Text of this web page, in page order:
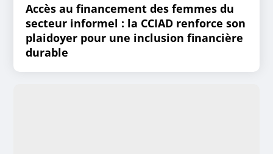
Accès au financement des femmes du
secteur informel : la CCIAD renforce son
plaidoyer pour une inclusion financière
durable